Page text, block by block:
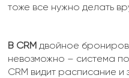
тоже все нужно делать
В CRM двойное
невозможно – система
CRM видит расписание и